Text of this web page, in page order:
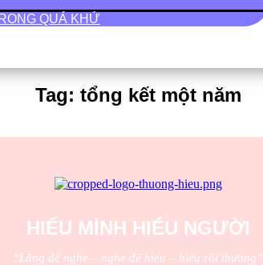
QUÁ KHỨ
Tag: tổng kết một năm
HIỂU MÌNH HIỂU NGƯỜI
“Lắng để nghe – nghe để hiểu – hiểu rồi thương”